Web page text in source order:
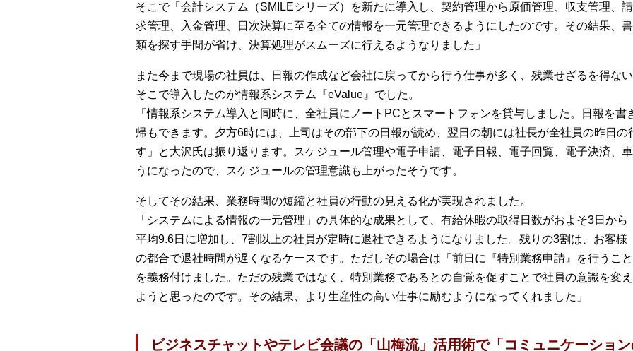
そこで「会計システム（SMILEシリーズ）を新たに導入し、契約管理から原価管理、収支管理、請
求管理、入金管理、日次決算に至る全ての情報を一元管理できるようにしたのです。その結果、書
類を探す手間が省け、決算処理がスムーズに行えるようなりました」
また今まで現場の社員は、日報の作成など会社に戻ってから行う仕事が多く、残業せざるを得な
そこで導入したのが情報系システム『eValue』でした。
「情報系システム導入と同時に、全社員にノートPCとスマートフォンを貸与しました。日報を
帰もできます。夕方6時には、上司はその部下の日報が読め、翌日の朝には社長が全社員の昨日
す」と大沢氏は振り返ります。スケジュール管理や電子申請、電子日報、電子回覧、電子決済、
うになったので、スケジュールの管理意識も上がったそうです。
そしてその結果、業務時間の短縮と社員の行動の見える化が実現されました。
「システムによる情報の一元管理」の具体的な成果として、有給休暇の取得日数がおよそ3日から
平均9.6日に増加し、7割以上の社員が定時に退社できるようになりました。残りの3割は、お客様
の都合で退社時間が遅くなるケースです。ただしその場合は「前日に『特別業務申請』を行うこと
を義務付けました。ただの残業ではなく、特別業務であるとの自覚を促すことで社員の意識を変え
ようと思ったのです。その結果、より生産性の高い仕事に励むようになってくれました」
ビジネスチャットやテレビ会議の「山梅流」活用術で「コミュニケーショ